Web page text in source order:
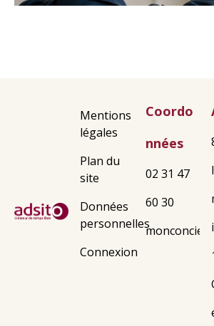
Mentions
légales
Plan du
site
Données
personnelles
Connexion
Coordo
nnées
02 31 47
60 30